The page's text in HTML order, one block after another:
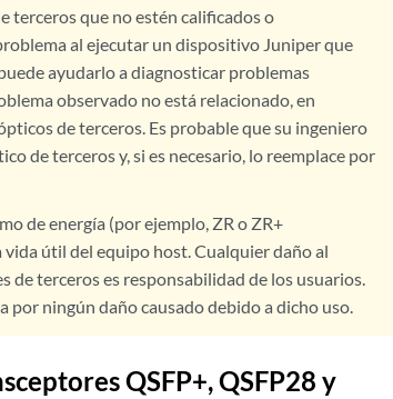
terceros que no estén calificados o
al ejecutar un dispositivo Juniper que
ayudarlo a diagnosticar problemas
observado no está relacionado, en
de terceros. Es probable que su ingeniero
de terceros y, si es necesario, lo reemplace por
de energía (por ejemplo, ZR o ZR+
útil del equipo host. Cualquier daño al
de terceros es responsabilidad de los usuarios.
ningún daño causado debido a dicho uso.
QSFP+, QSFP28 y